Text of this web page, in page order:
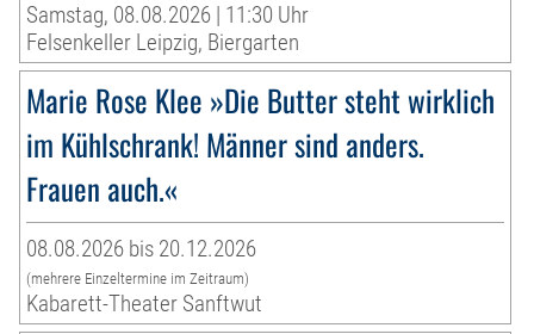
Samstag, 08.08.2026 | 11:30 Uhr
Felsenkeller Leipzig, Biergarten
Marie Rose Klee »Die Butter steht wirklich
im Kühlschrank! Männer sind anders.
Frauen auch.«
08.08.2026 bis 20.12.2026
(mehrere Einzeltermine im Zeitraum)
Kabarett-Theater Sanftwut